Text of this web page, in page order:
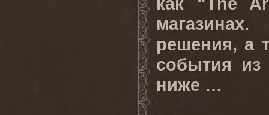
решения, а
события
ниже …